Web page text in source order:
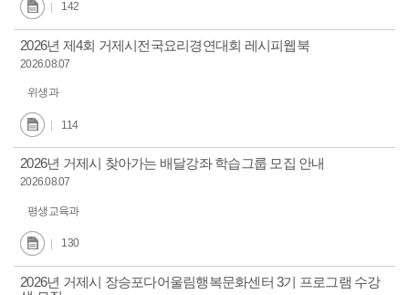
142
2026년 제4회 거제시전국요리경연대회 레시피웹북
2026.08.07
위생과
114
2026년 거제시 찾아가는 배달강좌 학습그룹 모집 안내
2026.08.07
평생교육과
130
2026년 거제시 장승포다어울림행복문화센터 3기 프로그램 수강